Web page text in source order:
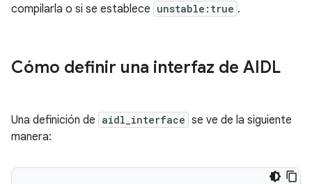
compilarla o si se establece unstable:true .
Cómo definir una interfaz de AIDL
Una definición de aidl_interface se ve de la siguiente
manera: